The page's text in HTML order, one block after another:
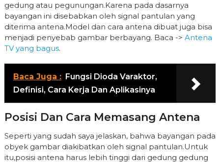
gedung atau pegunungan.Karena pada dasarnya
bayangan ini disebabkan oleh signal pantulan yang
diterima antena.Model dan cara antena dibuat juga bisa
menjadi penyebab gambar berbayang. Baca -> Antena
TV yang bagus.
Baca Juga : Fungsi Dioda Varaktor,
Definisi, Cara Kerja Dan Aplikasinya
Posisi Dan Cara Memasang Antena
Seperti yang sudah saya jelaskan, bahwa bayangan pada
obyek gambar diakibatkan oleh signal pantulan.Untuk
itu,posisi antena harus lebih tinggi dari gedung gedung